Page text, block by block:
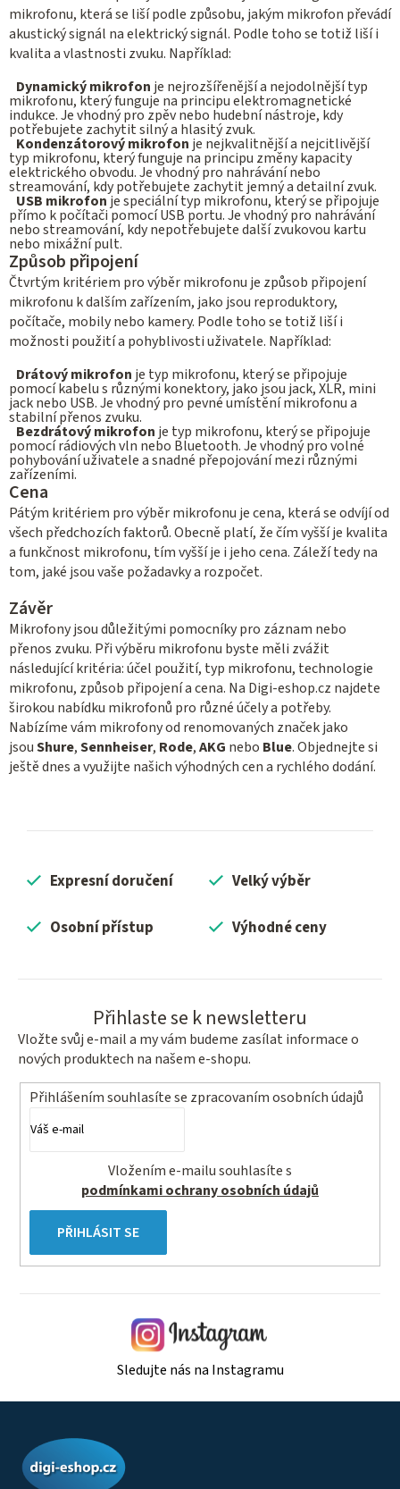
mikrofonu, která se liší podle způsobu, jakým mikrofon převádí
akustický signál na elektrický signál. Podle toho se totiž liší i
kvalita a vlastnosti zvuku. Například:
Dynamický mikrofon je nejrozšířenější a nejodolnější typ
mikrofonu, který funguje na principu elektromagnetické
indukce. Je vhodný pro zpěv nebo hudební nástroje, kdy
potřebujete zachytit silný a hlasitý zvuk.
Kondenzátorový mikrofon je nejkvalitnější a nejcitlivější
typ mikrofonu, který funguje na principu změny kapacity
elektrického obvodu. Je vhodný pro nahrávání nebo
streamování, kdy potřebujete zachytit jemný a detailní zvuk.
USB mikrofon je speciální typ mikrofonu, který se připojuje
přímo k počítači pomocí USB portu. Je vhodný pro nahrávání
nebo streamování, kdy nepotřebujete další zvukovou kartu
nebo mixážní pult.
Způsob připojení
Čtvrtým kritériem pro výběr mikrofonu je způsob připojení
mikrofonu k dalším zařízením, jako jsou reproduktory,
počítače, mobily nebo kamery. Podle toho se totiž liší i
možnosti použití a pohyblivosti uživatele. Například:
Drátový mikrofon je typ mikrofonu, který se připojuje
pomocí kabelu s různými konektory, jako jsou jack, XLR, mini
jack nebo USB. Je vhodný pro pevné umístění mikrofonu a
stabilní přenos zvuku.
Bezdrátový mikrofon je typ mikrofonu, který se připojuje
pomocí rádiových vln nebo Bluetooth. Je vhodný pro volné
pohybování uživatele a snadné přepojování mezi různými
zařízeními.
Cena
Pátým kritériem pro výběr mikrofonu je cena, která se odvíjí od
všech předchozích faktorů. Obecně platí, že čím vyšší je kvalita
a funkčnost mikrofonu, tím vyšší je i jeho cena. Záleží tedy na
tom, jaké jsou vaše požadavky a rozpočet.
Závěr
Mikrofony jsou důležitými pomocníky pro záznam nebo
přenos zvuku. Při výběru mikrofonu byste měli zvážit
následující kritéria: účel použití, typ mikrofonu, technologie
mikrofonu, způsob připojení a cena. Na Digi-eshop.cz najdete
širokou nabídku mikrofonů pro různé účely a potřeby.
Nabízíme vám mikrofony od renomovaných značek jako
jsouShure,Sennheiser, Rode,AKG nebo Blue. Objednejte si
ještě dnes a využijte našich výhodných cen a rychlého dodání.
Expresní doručení Velký výběr
Osobní přístup Výhodné ceny
Přihlaste se k newsletteru
Vložte svůj e-mail a my vám budeme zasílat informace o
nových produktech na našem e-shopu.
Přihlášením souhlasíte se zpracovaním osobních údajů
podmínkami ochrany osobních údajů
PŘIHLÁSIT SE
Sledujte nás na Instagramu